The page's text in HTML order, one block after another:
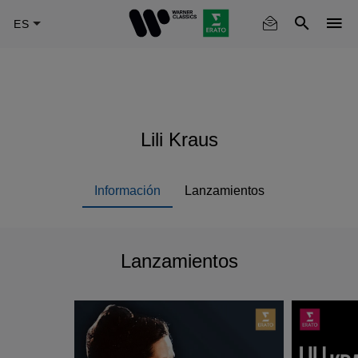
Lili Kraus
Información Lanzamientos
Lanzamientos